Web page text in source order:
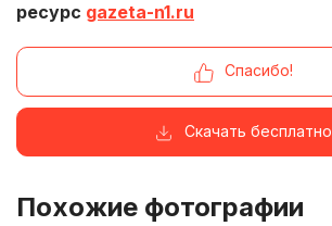
ресурс gazeta-n1.ru
Спасибо!
Скачать бесплатно
Похожие фотографии